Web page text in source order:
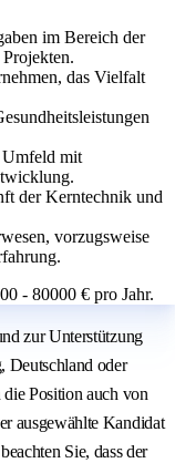
im Bereich der
das Vielfalt
Umfeld mit
der Kerntechnik und
vorzugsweise
- 80000 € pro Jahr.
zur Unterstützung
Deutschland oder
Position auch von
ausgewählte Kandidat
Sie, dass der